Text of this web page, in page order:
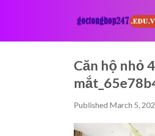
Căn hộ nhỏ
Published March 5,